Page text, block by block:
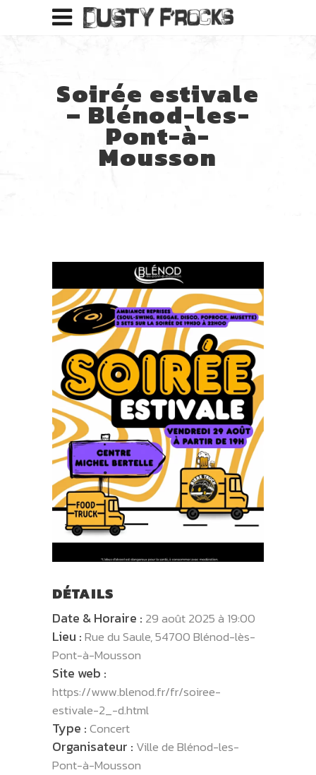
Soirée estivale
– Blénod-les-
Pont-à-
Mousson
DÉTAILS
Date & Horaire : 29 août 2025 à 19:00
Lieu :Rue du Saule, 54700 Blénod-lès-
Pont-à-Mousson
Site web :
https://www.blenod.fr/fr/soiree-
estivale-2_-d.html
Type :Concert
Organisateur : Ville de Blénod-les-
Pont-à-Mousson